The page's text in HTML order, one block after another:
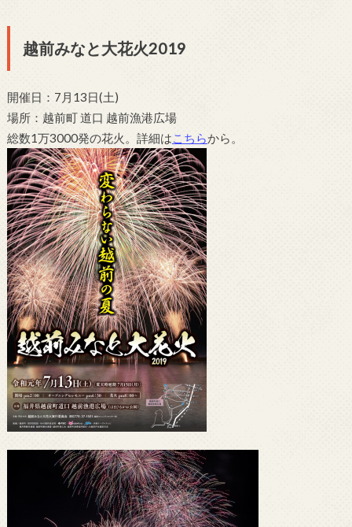
越前みなと大花火2019
開催日： 7月13日(土)
場所：越前町 道口 越前漁港広場
総数1万3000発の花火。詳細はこちらから。